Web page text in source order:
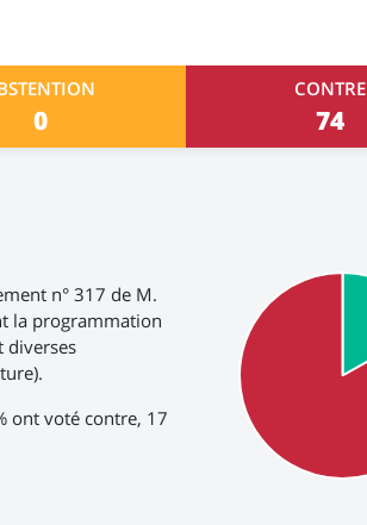
0
CONTRE
74
n° 317 de M.
la programmation
diverses
ont voté contre, 17